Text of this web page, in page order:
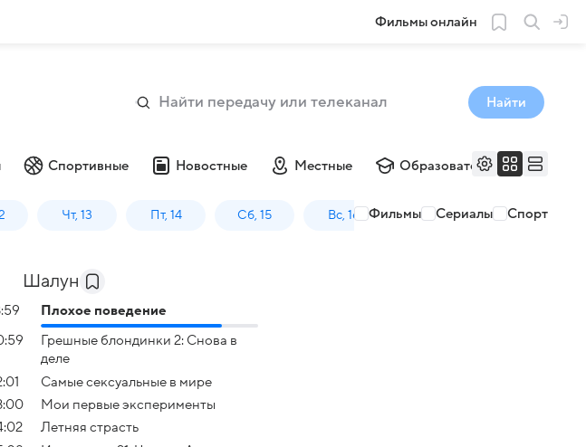
Фильмы онлайн
Найти
Спортивные Новостные Местные Образовательные
Чт, 13 Пт, 14 Сб, 15 Вс, 16 Пн, 17
Фильмы Сериалы Спорт
Шалун
Плохое поведение
Грешные блондинки 2: Снова в
деле
Самые сексуальные в мире
Мои первые эксперименты
Летняя страсть